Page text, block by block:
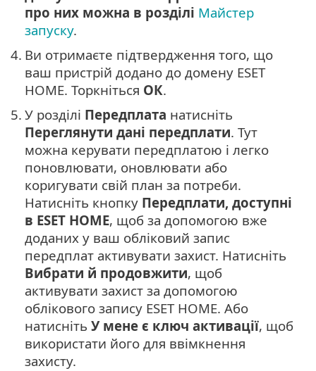
про них можна в розділі Майстер
запуску.
4. Ви отримаєте підтвердження того, що
ваш пристрій додано до домену ESET
HOME. Торкніться ОК.
5. У розділі Передплата натисніть
Переглянути дані передплати. Тут
можна керувати передплатою і легко
поновлювати, оновлювати або
коригувати свій план за потреби.
Натисніть кнопку Передплати, доступні
в ESET HOME, щоб за допомогою вже
доданих у ваш обліковий запис
передплат активувати захист. Натисніть
Вибрати й продовжити, щоб
активувати захист за допомогою
облікового запису ESET HOME. Або
натисніть У мене є ключ активації, щоб
використати його для ввімкнення
захисту.